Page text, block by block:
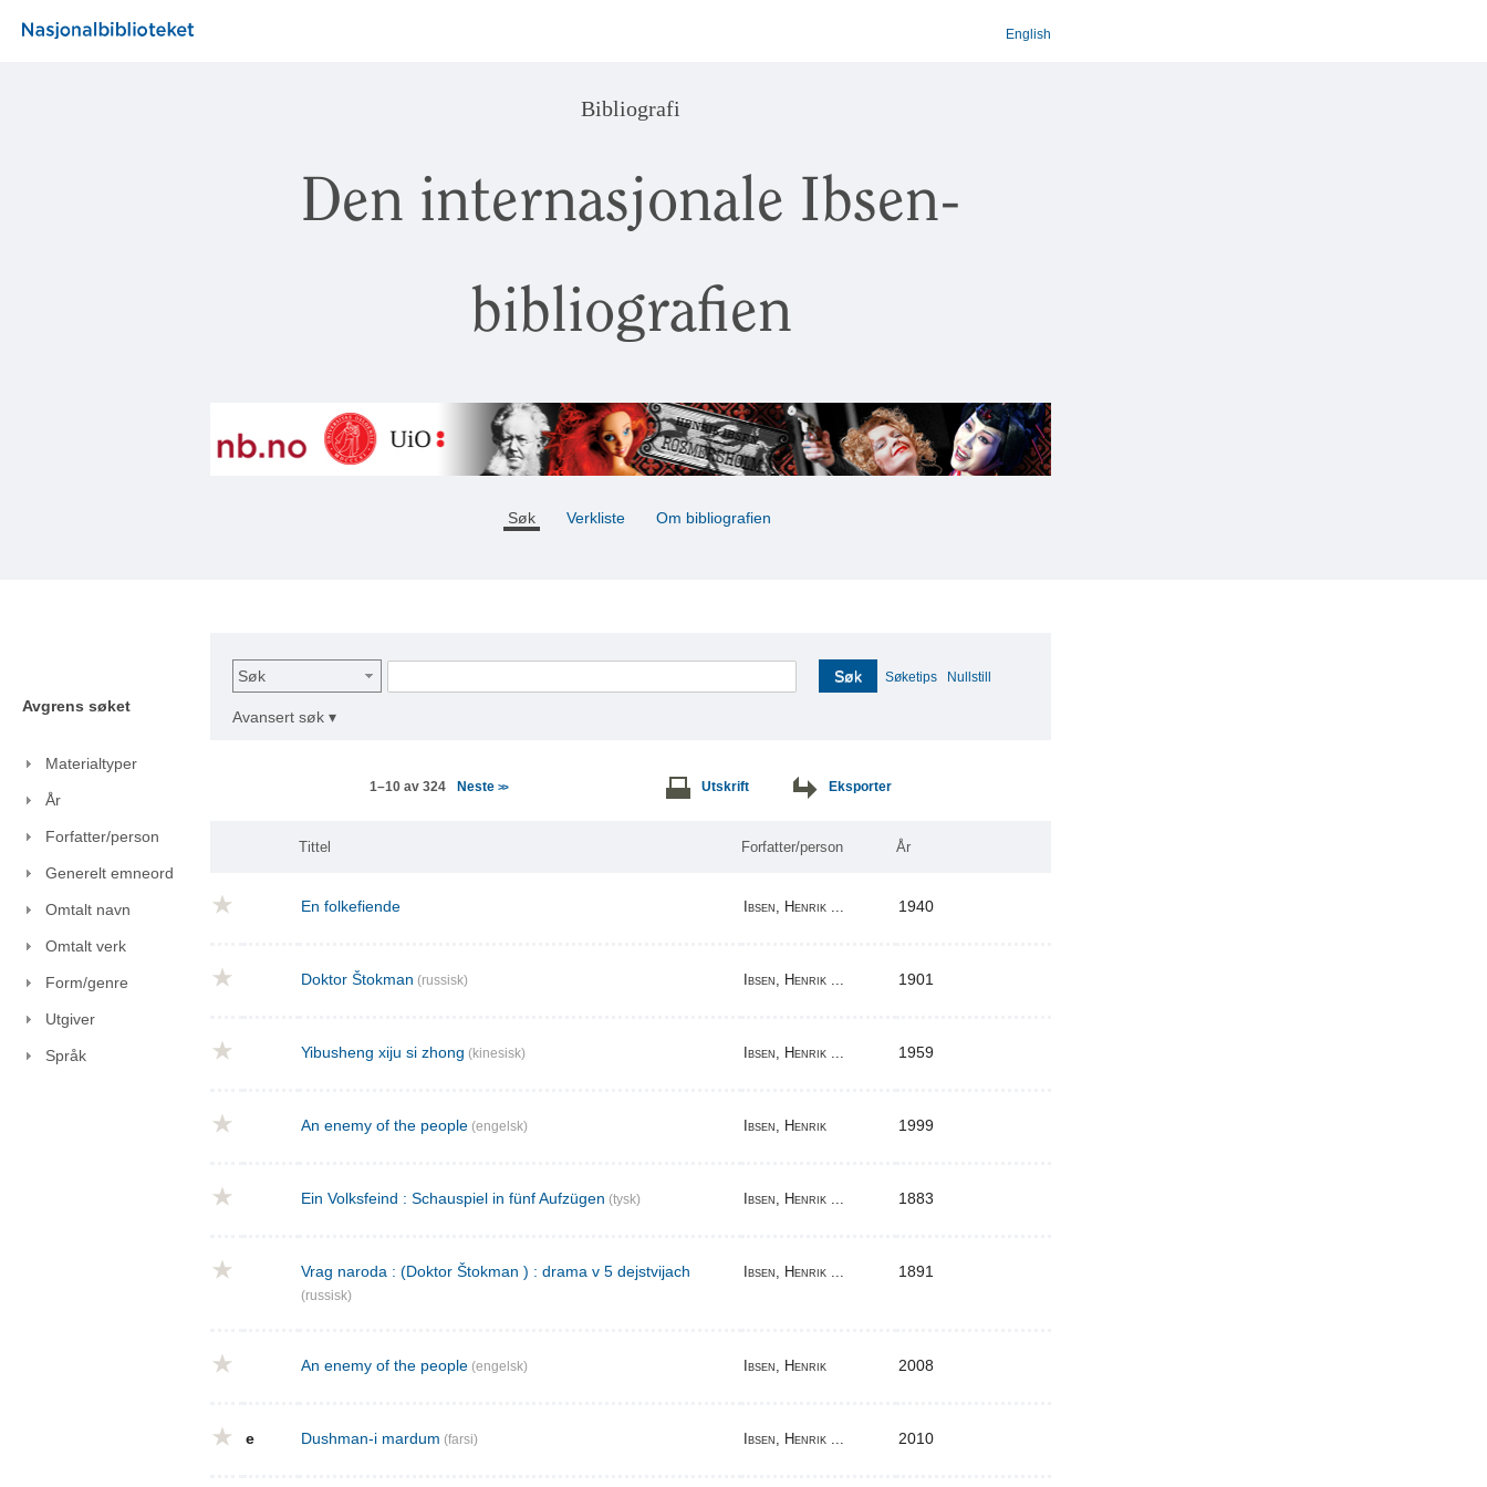
English
Bibliografi
Den internasjonale Ibsen-
bibliografien
Søk Verkliste Om bibliografien
Avgrens søket
Materialtyper
År
Forfatter/person
Generelt emneord
Omtalt navn
Omtalt verk
Form/genre
Utgiver
Språk
Søk Søk Søketips Nullstill
Avansert søk ▾
1–10 av 324 Neste >> Utskrift Eksporter
Tittel Forfatter/person År
En folkefiende Ibsen, Henrik ... 1940
Doktor Štokman (russisk) Ibsen, Henrik ... 1901
Yibusheng xiju si zhong (kinesisk) Ibsen, Henrik ... 1959
An enemy of the people (engelsk) Ibsen, Henrik 1999
Ein Volksfeind : Schauspiel in fünf Aufzügen (tysk) Ibsen, Henrik ... 1883
Vrag naroda : (Doktor Štokman ) : drama v 5 dejstvijach
(russisk)
Ibsen, Henrik ... 1891
An enemy of the people (engelsk) Ibsen, Henrik 2008
e Dushman-i mardum (farsi) Ibsen, Henrik ... 2010